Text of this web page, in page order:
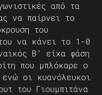
από τα
να παίρνει το
του
να κάνει το 1-0
Β’ είχα φάση
που μπλόκαρε ο
οι κυανόλευκοι
του Γιουμπιτάνα